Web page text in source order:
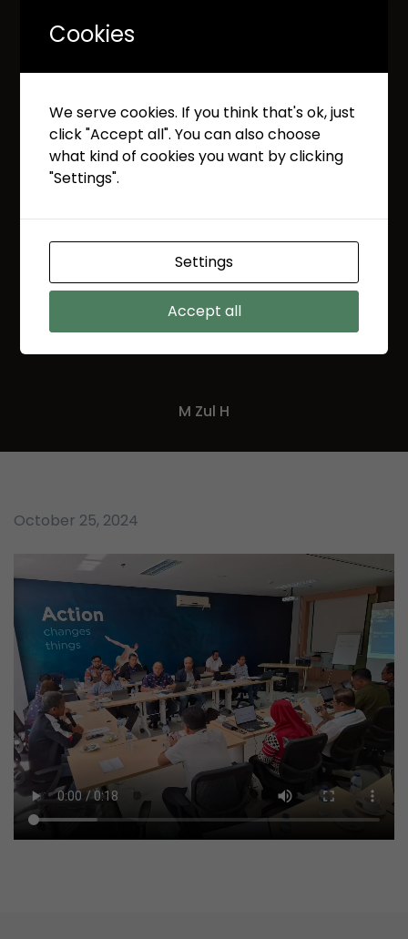
berkelanjutan,
inovatif, dan
berorientasi
pada masa
depan.
M Zul H
October 25, 2024
Cookies
We serve cookies. If you think that's ok, just
click "Accept all". You can also choose
what kind of cookies you want by clicking
"Settings".
Settings
Accept all